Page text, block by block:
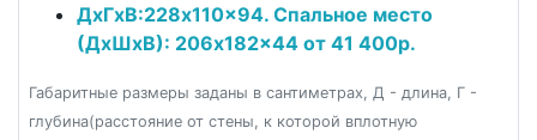
ДxГxВ:228x110x94. Спальное место
(ДxШxВ): 206x182x44 от 41 400р.
Габаритные размеры заданы в сантиметрах, Д - длина, Г -
глубина(расстояние от стены, к которой вплотную